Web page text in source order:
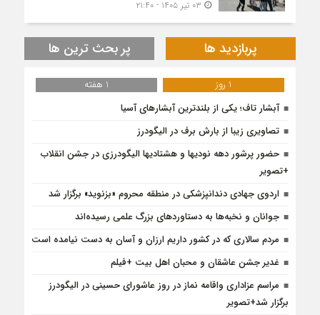
پربازدید ها پر بحث ترین ها
1 روز
1 هفته
آبشار تاف؛ یکی از بلندترین آبشارهای آسیا
تصاویری زیبا از بارش برف در الیگودرز
حضور پرشور دهه نودیها و هشتادیها الیگودرزی در جشن انقلاب
+تصویر
اردوی جهادی دندانپزشکی در منطقه محروم «بزنوید» برگزار شد
جوانان و نخبه‌ها به دستاوردهای بزرگ علمی رسیده‌اند
مردم سالاری که در کشور داریم ارزان و آسان به دست نیامده است
غدیر جشن عاشقان و محبان اهل بیت +فیلم
مراسم عزاداری واقامه نماز در روز عاشورای حسینی در الیگودرز
برگزار شد+تصویر